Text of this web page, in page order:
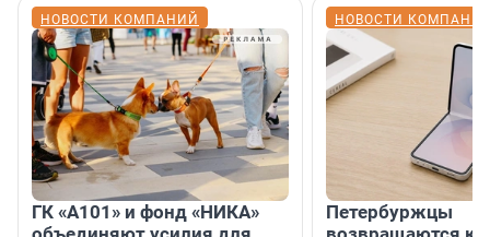
НОВОСТИ КОМПАНИЙ
ГК «А101» и фонд «НИКА»
НОВОСТИ
Петербуржцы